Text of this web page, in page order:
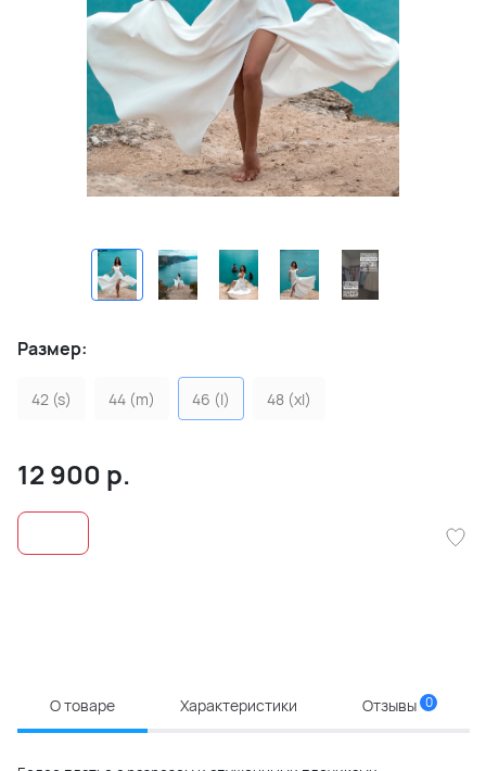
Размер:
42 (s) 44 (m) 46 (l) 48 (xl)
12 900 р.
О товаре Характеристики Отзывы 0